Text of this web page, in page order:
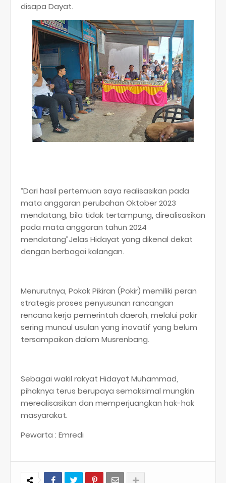
disapa Dayat.
“Dari hasil pertemuan saya realisasikan pada
mata anggaran perubahan Oktober 2023
mendatang, bila tidak tertampung, direalisasikan
pada mata anggaran tahun 2024
mendatang”Jelas Hidayat yang dikenal dekat
dengan berbagai kalangan.
Menurutnya, Pokok Pikiran (Pokir) memiliki peran
strategis proses penyusunan rancangan
rencana kerja pemerintah daerah, melalui pokir
sering muncul usulan yang inovatif yang belum
tersampaikan dalam Musrenbang.
Sebagai wakil rakyat Hidayat Muhammad,
pihaknya terus berupaya semaksimal mungkin
merealisasikan dan memperjuangkan hak-hak
masyarakat.
Pewarta : Emredi